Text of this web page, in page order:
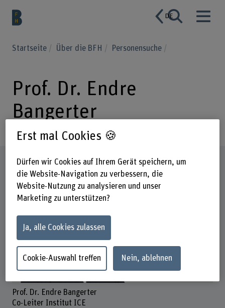
DE
Startseite Über die BFH Personensuche
Prof. Dr. Endre
Bangerter
Steckbrief
Prof. Dr. Endre Bangerter
Co-Leiter Institut ICE
Erst mal Cookies 🍪
Dürfen wir Cookies auf Ihrem Gerät speichern, um
die Website-Navigation zu verbessern, die
Website-Nutzung zu analysieren und unser
Marketing zu unterstützen?
Ja, alle Cookies zulassen
Cookie-Auswahl treffen Nein, ablehnen